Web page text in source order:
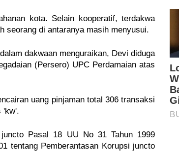
kota. Selain kooperatif, terdakwa
seorang di antaranya masih menyusui.
dakwaan menguraikan, Devi diduga
(Persero) UPC Perdamaian atas
uang pinjaman total 306 transaksi
'kw'.
Pasal 18 UU No 31 Tahun 1999
tentang Pemberantasan Korupsi juncto